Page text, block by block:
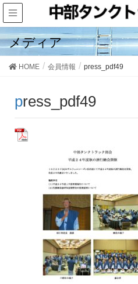
メディア
HOME 会員情報 press_pdf49
press_pdf49